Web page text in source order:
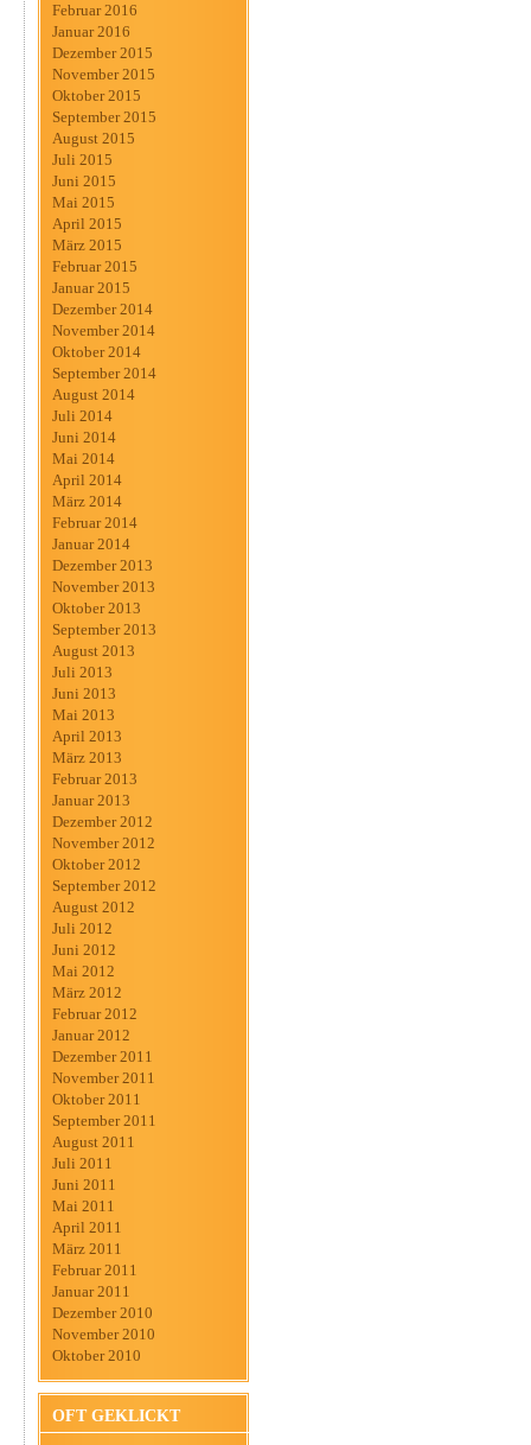
Februar 2016
Januar 2016
Dezember 2015
November 2015
Oktober 2015
September 2015
August 2015
Juli 2015
Juni 2015
Mai 2015
April 2015
März 2015
Februar 2015
Januar 2015
Dezember 2014
November 2014
Oktober 2014
September 2014
August 2014
Juli 2014
Juni 2014
Mai 2014
April 2014
März 2014
Februar 2014
Januar 2014
Dezember 2013
November 2013
Oktober 2013
September 2013
August 2013
Juli 2013
Juni 2013
Mai 2013
April 2013
März 2013
Februar 2013
Januar 2013
Dezember 2012
November 2012
Oktober 2012
September 2012
August 2012
Juli 2012
Juni 2012
Mai 2012
März 2012
Februar 2012
Januar 2012
Dezember 2011
November 2011
Oktober 2011
September 2011
August 2011
Juli 2011
Juni 2011
Mai 2011
April 2011
März 2011
Februar 2011
Januar 2011
Dezember 2010
November 2010
Oktober 2010
OFT GEKLICKT